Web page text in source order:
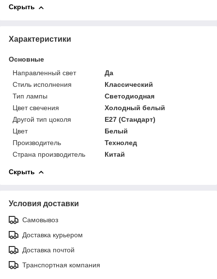
Скрыть
Характеристики
Основные
Направленный свет
Да
Стиль исполнения
Классический
Тип лампы
Светодиодная
Цвет свечения
Холодный белый
Другой тип цоколя
E27 (Стандарт)
Цвет
Белый
Производитель
Технолед
Страна производитель
Китай
Скрыть
Условия доставки
Самовывоз
Доставка курьером
Доставка почтой
Транспортная компания